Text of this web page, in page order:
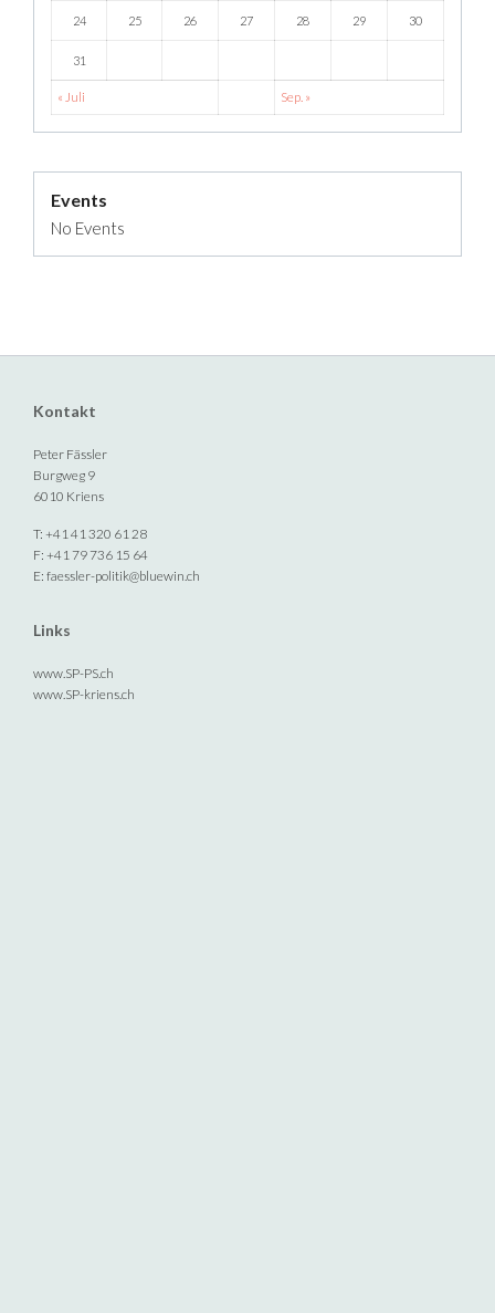
24 25 26 27 28 29 30
31
« Juli Sep. »
Events
No Events
Kontakt
Peter Fässler
Burgweg 9
6010 Kriens
T: +41 41 320 61 28
F: +41 79 736 15 64
E: faessler-politik@bluewin.ch
Links
www.SP-PS.ch
www.SP-kriens.ch